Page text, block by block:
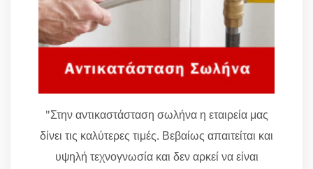
"Στην αντικαστάσταση σωλήνα η εταιρεία μας
δίνει τις καλύτερες τιμές. Βεβαίως απαιτείται και
υψηλή τεχνογνωσία και δεν αρκεί να είναι